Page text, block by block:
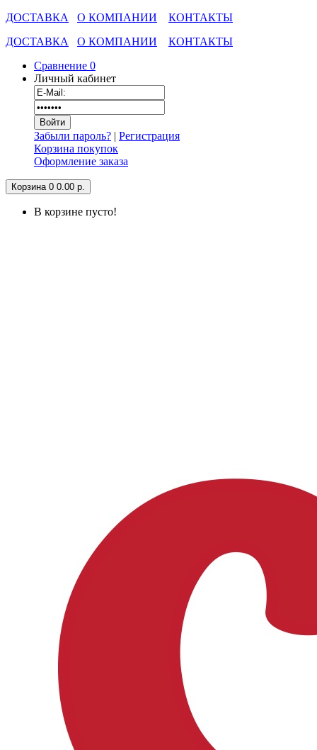
ДОСТАВКА О КОМПАНИИ
КОНТАКТЫ
ДОСТАВКА
О КОМПАНИИ
КОНТАКТЫ
Сравнение 0
Личный кабинет
Забыли пароль? | Регистрация
Корзина покупок
Оформление заказа
Корзина 0 0.00 р.
В корзине пусто!